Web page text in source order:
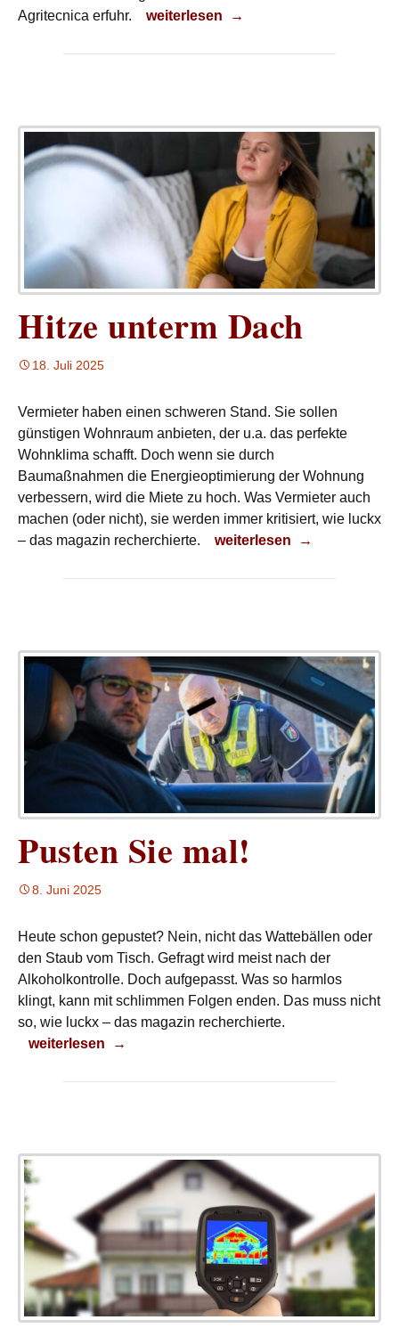
Agritecnica erfuhr.
Unkräuter mechanisch bekämpfen
weiterlesen →
Hitze unterm Dach
18. Juli 2025
Vermieter haben einen schweren Stand. Sie sollen
günstigen Wohnraum anbieten, der u.a. das perfekte
Wohnklima schafft. Doch wenn sie durch
Baumaßnahmen die Energieoptimierung der Wohnung
verbessern, wird die Miete zu hoch. Was Vermieter auch
machen (oder nicht), sie werden immer kritisiert, wie luckx
– das magazin recherchierte.
Hitze unterm Dach
weiterlesen →
Pusten Sie mal!
8. Juni 2025
Heute schon gepustet? Nein, nicht das Wattebällen oder
den Staub vom Tisch. Gefragt wird meist nach der
Alkoholkontrolle. Doch aufgepasst. Was so harmlos
klingt, kann mit schlimmen Folgen enden. Das muss nicht
so, wie luckx – das magazin recherchierte.
Pusten Sie mal!
weiterlesen →